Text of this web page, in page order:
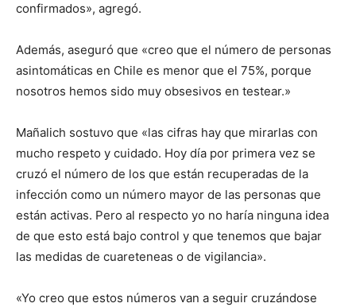
confirmados», agregó.
Además, aseguró que «creo que el número de personas
asintomáticas en Chile es menor que el 75%, porque
nosotros hemos sido muy obsesivos en testear.»
Mañalich sostuvo que «las cifras hay que mirarlas con
mucho respeto y cuidado. Hoy día por primera vez se
cruzó el número de los que están recuperadas de la
infección como un número mayor de las personas que
están activas. Pero al respecto yo no haría ninguna idea
de que esto está bajo control y que tenemos que bajar
las medidas de cuareteneas o de vigilancia».
«Yo creo que estos números van a seguir cruzándose